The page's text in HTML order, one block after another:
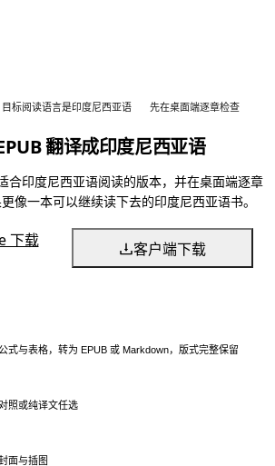
目标阅读语言是印度尼西亚语 先在桌面端逐章检查
翻译成印度尼西亚语
合印度尼西亚语阅读的版本，并在桌面端逐章
像一本可以继续读下去的印度尼西亚语书。
下载 客户端下载
式与表格，转为 EPUB 或 Markdown，版式完整保留
照或纯译文任选
面与插图